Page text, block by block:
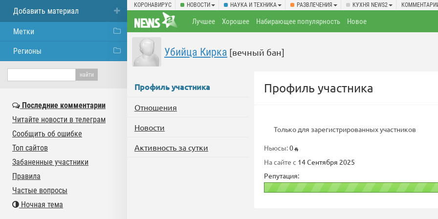
КОРОНАВИРУС НОВОСТИ НАУКА И ТЕХНИКА РАЗВЛЕЧЕНИЯ КУХНЯ NEWS2
Лучшее Хорошее Набирающее популярность Новое
Убийца Кирка [вечный бан]
Профиль участника
Отношения
Новости
Активность за сутки
Профиль участника
Только для зарегистрированных участников
Ньюсы:0
На сайте с 14 Сентября 2025
Репутация:
Добавить материал
Метки
Регионы
Последние комментарии
Читайте новости в телеграм
Сообщить об ошибке
Топ сайтов
Забаненные участники
Правила
Частые вопросы
Ночная тема